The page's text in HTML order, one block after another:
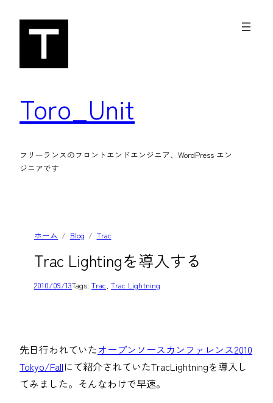
Toro_Unit
フリーランスのフロントエンドエンジニア、WordPress エン
ジニアです
ホーム Blog Trac
Trac Lightingを導入する
2010/09/13Tags: Trac, Trac Lightning
先日行われていたオープンソースカンファレンス2010
Tokyo/Fallにて紹介されていたTracLightningを導入し
てみました。そんなわけで早速。